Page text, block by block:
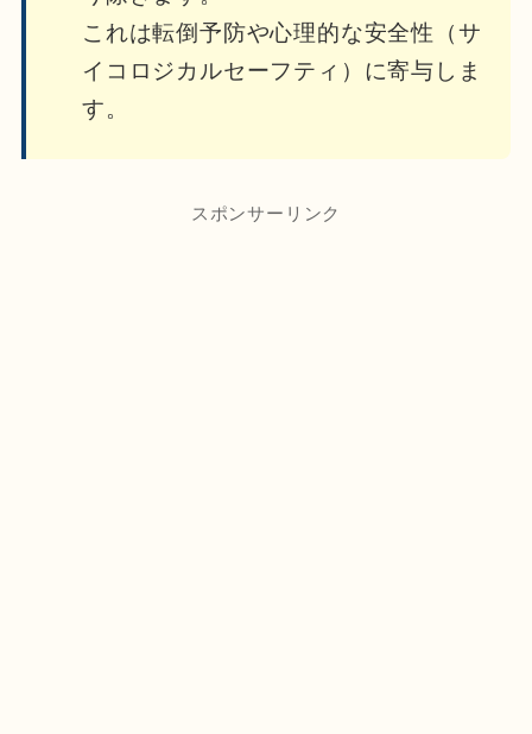
これは転倒予防や心理的な安全性（サ
イコロジカルセーフティ）に寄与しま
す。
スポンサーリンク